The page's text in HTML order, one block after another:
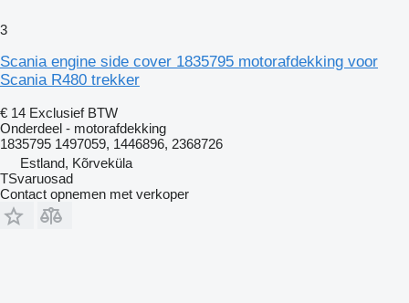
3
Scania engine side cover 1835795 motorafdekking voor
Scania R480 trekker
€ 14 Exclusief BTW
Onderdeel - motorafdekking
1835795 1497059, 1446896, 2368726
Estland, Kõrveküla
TSvaruosad
Contact opnemen met verkoper